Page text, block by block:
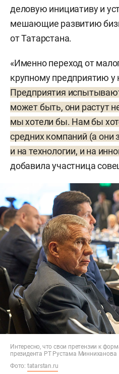
деловую инициативу и
мешающие развитию
от Татарстана.
«Именно переход от
крупному предприятию у
Предприятия
может быть, они растут
мы хотели бы. Нам бы
средних компаний (а они
и на технологии, и на
добавила участница
Интересно, что свои претензии к
президента РТ Рустама Минниханова
Фото: tatarstan.ru